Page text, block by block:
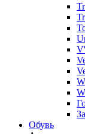
Обувь